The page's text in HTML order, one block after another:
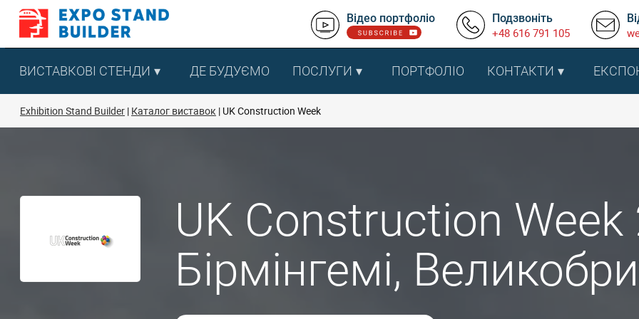
Перейти
змісту
Відео портфоліо Подзвоніть
+48 616 791 105
ВИСТАВКОВІ СТЕНДИ ДЕ БУДУЄМО ПОСЛУГИ ПОРТФОЛІО КОНТАКТИ
Exhibition Stand Builder Каталог виставок UK Construction Week
UK Construction
Бірмінгемі,